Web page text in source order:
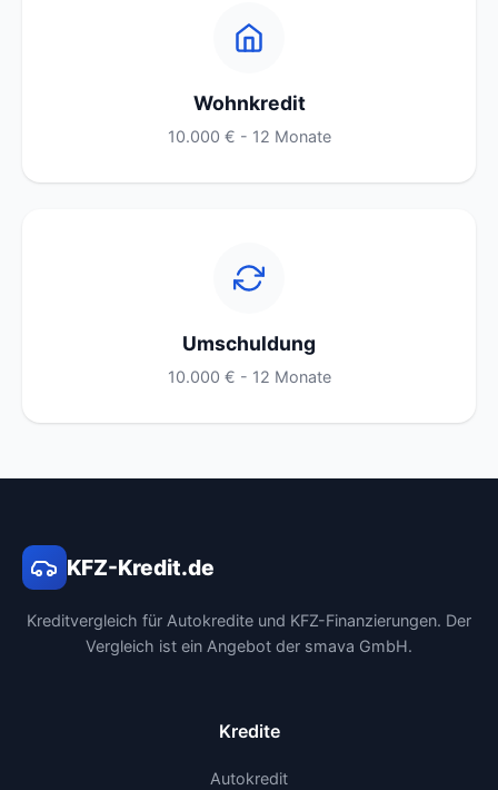
Wohnkredit
10.000 € - 12 Monate
Umschuldung
10.000 € - 12 Monate
KFZ-Kredit.de
Kreditvergleich für Autokredite und KFZ-Finanzierungen. Der
Vergleich ist ein Angebot der smava GmbH.
Kredite
Autokredit